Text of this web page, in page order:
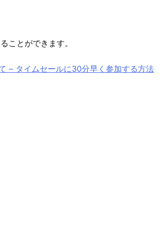
ことができます。
– タイムセールに30分早く参加する方法